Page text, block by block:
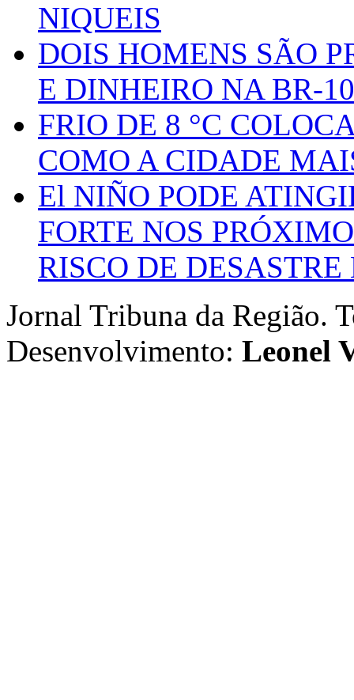
NIQUEIS
DOIS HOMENS SÃO
E DINHEIRO NA BR-
FRIO DE 8 °C
COMO A CIDADE
El NIÑO PODE
FORTE NOS
RISCO DE
Jornal Tribuna da Região.
Desenvolvimento: Leonel